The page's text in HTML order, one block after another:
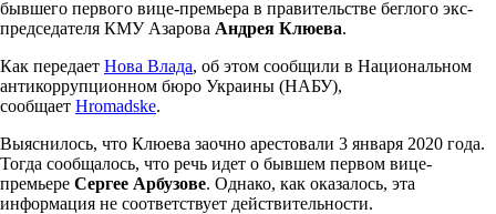
бывшего первого вице-премьера в правительстве беглого экс-
председателя КМУ Азарова Андрея Клюева.
Как передает Нова Влада, об этом сообщили в Национальном
антикоррупционном бюро Украины (НАБУ),
сообщает Hromadske.
Выяснилось, что Клюева заочно арестовали 3 января 2020 года.
Тогда сообщалось, что речь идет о бывшем первом вице-
премьере Сергее Арбузове. Однако, как оказалось, эта
информация не соответствует действительности.